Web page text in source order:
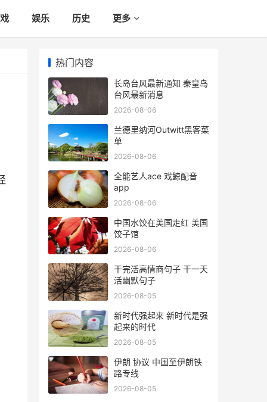
娱乐 历史 更多
热门内容
长岛台风最新通知 秦皇岛
台风最新消息
2026-08-06
兰德里纳河Outwitt黑客菜
单
2026-08-06
全能艺人ace 戏鲸配音
app
2026-08-06
中国水饺在美国走红 美国
饺子馆
2026-08-06
干完活高情商句子 干一天
活幽默句子
2026-08-05
新时代强起来 新时代是强
起来的时代
2026-08-05
伊朗 协议 中国至伊朗铁
路专线
2026-08-05